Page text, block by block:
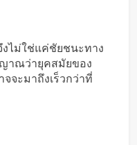
ไม่ใช่แค่ชัยชนะทาง
าณว่ายุคสมัยของ
จะมาถึงเร็วกว่าที่